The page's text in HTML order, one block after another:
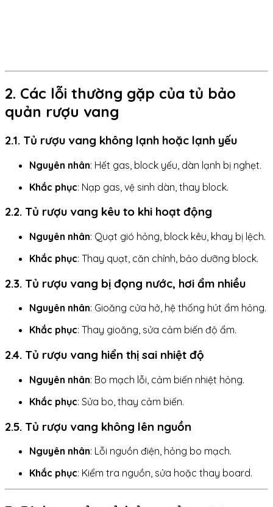
2. Các lỗi thường gặp của tủ bảo
quản rượu vang
2.1. Tủ rượu vang không lạnh hoặc lạnh yếu
Nguyên nhân: Hết gas, block yếu, dàn lạnh bị nghẹt.
Khắc phục: Nạp gas, vệ sinh dàn, thay block.
2.2. Tủ rượu vang kêu to khi hoạt động
Nguyên nhân: Quạt gió hỏng, block kêu, khay bị lệch.
Khắc phục: Thay quạt, căn chỉnh, bảo dưỡng block.
2.3. Tủ rượu vang bị đọng nước, hơi ẩm nhiều
Nguyên nhân: Gioăng cửa hở, hệ thống hút ẩm hỏng.
Khắc phục: Thay gioăng, sửa cảm biến độ ẩm.
2.4. Tủ rượu vang hiển thị sai nhiệt độ
Nguyên nhân: Bo mạch lỗi, cảm biến nhiệt hỏng.
Khắc phục: Sửa bo, thay cảm biến.
2.5. Tủ rượu vang không lên nguồn
Nguyên nhân: Lỗi nguồn điện, hỏng bo mạch.
Khắc phục: Kiểm tra nguồn, sửa hoặc thay board.